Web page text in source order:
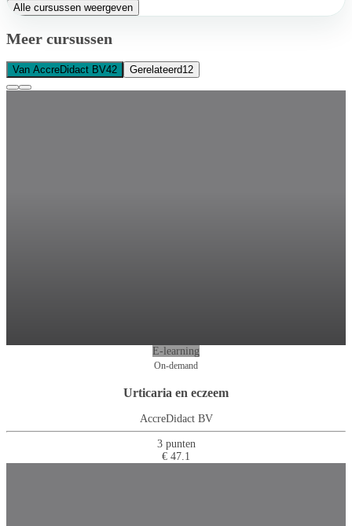
Alle cursussen weergeven
Meer cursussen
Van AccreDidact BV42 Gerelateerd12
E-learning
On-demand
Urticaria en eczeem
AccreDidact BV
3 punten
€ 47.1